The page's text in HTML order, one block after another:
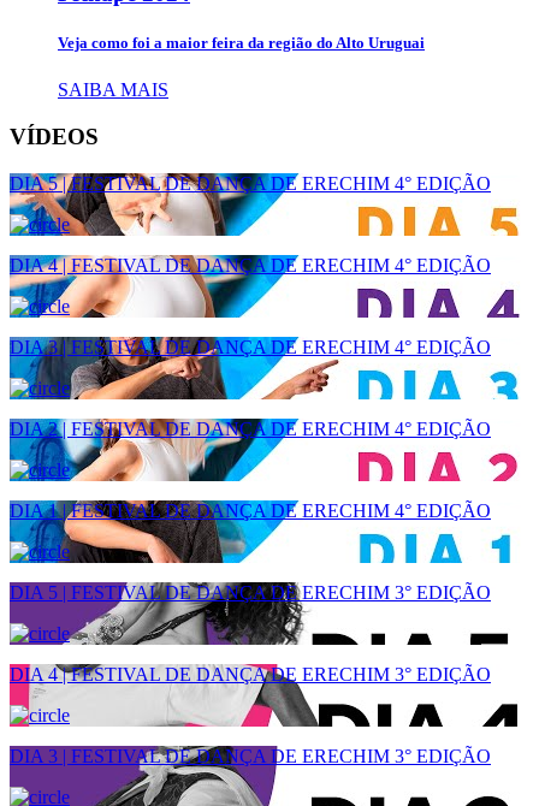
Veja como foi a maior feira da região do Alto Uruguai
SAIBA MAIS
VÍDEOS
DIA 5 | FESTIVAL DE DANÇA DE ERECHIM 4° EDIÇÃO
DIA 4 | FESTIVAL DE DANÇA DE ERECHIM 4° EDIÇÃO
DIA 3 | FESTIVAL DE DANÇA DE ERECHIM 4° EDIÇÃO
DIA 2 | FESTIVAL DE DANÇA DE ERECHIM 4° EDIÇÃO
DIA 1 | FESTIVAL DE DANÇA DE ERECHIM 4° EDIÇÃO
DIA 5 | FESTIVAL DE DANÇA DE ERECHIM 3° EDIÇÃO
DIA 4 | FESTIVAL DE DANÇA DE ERECHIM 3° EDIÇÃO
DIA 3 | FESTIVAL DE DANÇA DE ERECHIM 3° EDIÇÃO